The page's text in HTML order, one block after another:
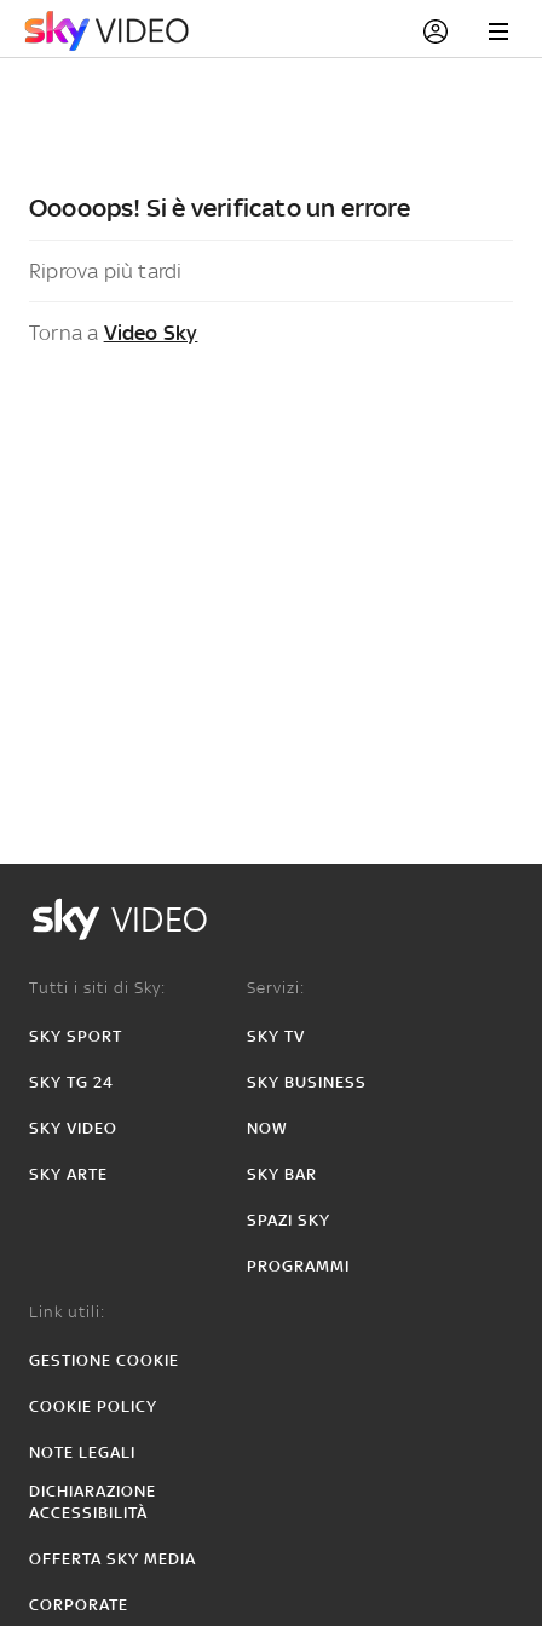
Ooooops! Si è verificato un errore
Riprova più tardi
Torna a Video Sky
VIDEO
Tutti i siti di Sky:
SKY SPORT
SKY TG 24
SKY VIDEO
SKY ARTE
Servizi:
SKY TV
SKY BUSINESS
NOW
SKY BAR
SPAZI SKY
PROGRAMMI
Link utili:
GESTIONE COOKIE
COOKIE POLICY
NOTE LEGALI
DICHIARAZIONE
ACCESSIBILITÀ
OFFERTA SKY MEDIA
CORPORATE